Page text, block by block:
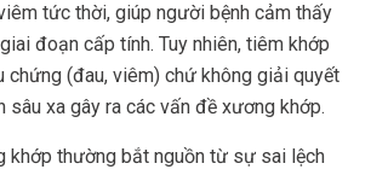
tức thời, giúp người bệnh cảm thấy
đoạn cấp tính. Tuy nhiên, tiêm khớp
chứng (đau, viêm) chứ không giải quyết
sâu xa gây ra các vấn đề xương khớp.
khớp thường bắt nguồn từ sự sai lệch